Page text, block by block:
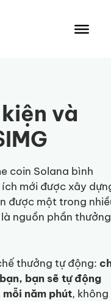
và
coin Solana bình
mới được xây
được một trong
nguồn phần thưởng
thưởng tự động:
bạn sẽ tự động
mỗi năm phút, không